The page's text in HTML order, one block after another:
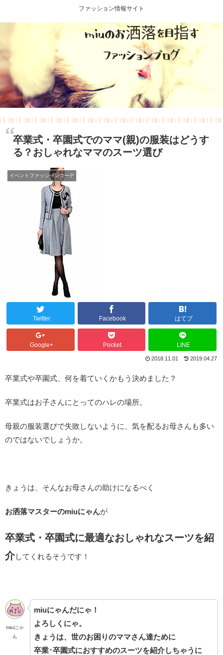
ファッション情報サイト
卒業式・卒園式でのママ(親)の服装はどうす
る？おしゃれなママのスーツ選び
イベントファッションコーデ
Twitter Facebook はてブ
Google+ Pocket LINE
2018.11.01 2019.04.27
卒業式や卒園式、何を着ていくかもう決めました？
卒業式はお子さんにとってのハレの場所。
母親の服装選びで失敗しないように、気を配るお母さんも多い
のではないでしょうか。
きょうは、そんなお母さんの助けになるべく
お洒落マスターのmiuにゃんが
卒業式・卒園式に最適なおしゃれなスーツを紹
介してくれるそうです！
miuにゃ
ん
miuにゃんだにゃ！
よろしくにゃ。
きょうは、世のお困りのママさん達ために
卒業･卒園式におすすめのスーツを紹介しちゃうに